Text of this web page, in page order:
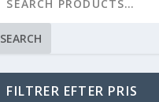
SEARCH
FILTRER EFTER PRIS